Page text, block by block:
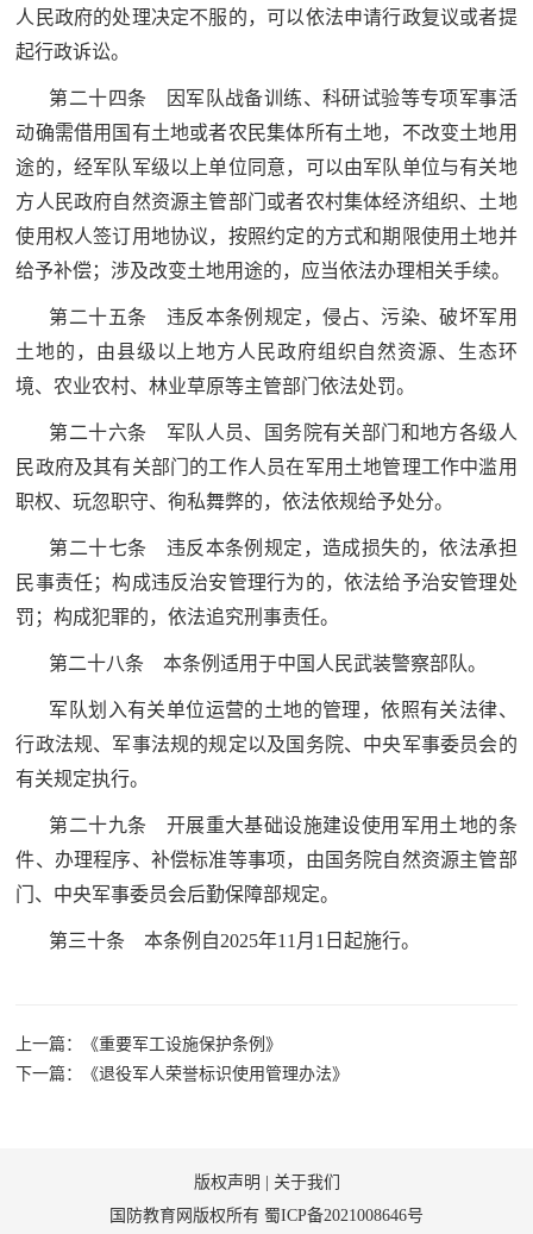
人民政府的处理决定不服的，可以依法申请行政复议或者提
起行政诉讼。
第二十四条 因军队战备训练、科研试验等专项军事活
动确需借用国有土地或者农民集体所有土地，不改变土地用
途的，经军队军级以上单位同意，可以由军队单位与有关地
方人民政府自然资源主管部门或者农村集体经济组织、土地
使用权人签订用地协议，按照约定的方式和期限使用土地并
给予补偿；涉及改变土地用途的，应当依法办理相关手续。
第二十五条 违反本条例规定，侵占、污染、破坏军用
土地的，由县级以上地方人民政府组织自然资源、生态环
境、农业农村、林业草原等主管部门依法处罚。
第二十六条 军队人员、国务院有关部门和地方各级人
民政府及其有关部门的工作人员在军用土地管理工作中滥用
职权、玩忽职守、徇私舞弊的，依法依规给予处分。
第二十七条 违反本条例规定，造成损失的，依法承担
民事责任；构成违反治安管理行为的，依法给予治安管理处
罚；构成犯罪的，依法追究刑事责任。
第二十八条 本条例适用于中国人民武装警察部队。
军队划入有关单位运营的土地的管理，依照有关法律、
行政法规、军事法规的规定以及国务院、中央军事委员会的
有关规定执行。
第二十九条 开展重大基础设施建设使用军用土地的条
件、办理程序、补偿标准等事项，由国务院自然资源主管部
门、中央军事委员会后勤保障部规定。
第三十条 本条例自2025年11月1日起施行。
上一篇：《​重要军工设施保护条例》
下一篇：《退役军人荣誉标识使用管理办法》
版权声明
关于我们
国防教育网版权所有 蜀ICP备2021008646号